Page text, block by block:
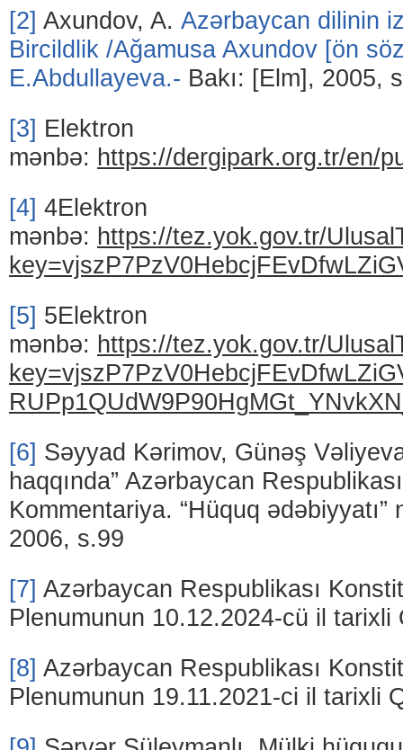
[2] Axundov, A. Azərbaycan dilinin
Bircildlik /Ağamusa Axundov [ön
E.Abdullayeva.- Bakı: [Elm], 2005,
[3] Elektron
mənbə: https://dergipark.org.tr/en/
[4] 4Elektron
mənbə: https://tez.yok.gov.tr/
[5] 5Elektron
mənbə: https://tez.yok.gov.tr/
[6] Səyyad Kərimov, Günəş
haqqında” Azərbaycan
Kommentariya. “Hüquq ədəbiyyatı”
2006, s.99
[7] Azərbaycan Respublikası
Plenumunun 10.12.2024-cü il tarixli
[8] Azərbaycan Respublikası
Plenumunun 19.11.2021-ci il tarixli